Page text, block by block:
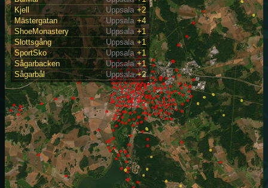
Kjell
+2
Uppsala
Mästergatan
+4
Uppsala
ShoeMonastery
+1
Uppsala
Slottsgång
+1
Uppsala
SportSko
+1
Uppsala
Sågarbacken
+1
Uppsala
Sågarbål
+2
Uppsala